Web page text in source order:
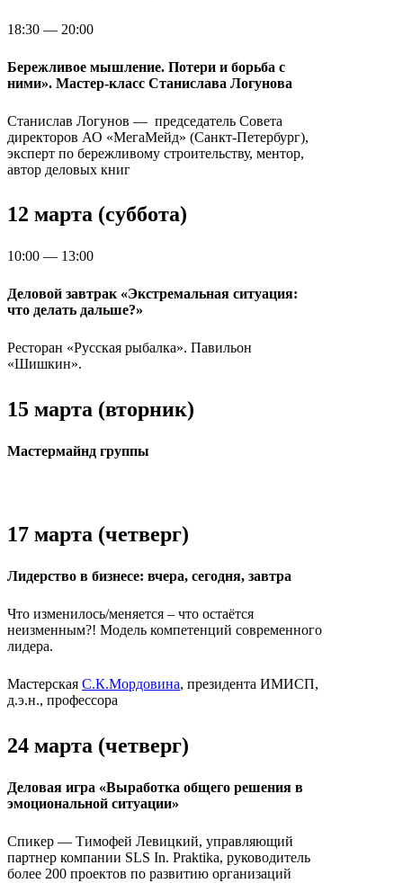
18:30 — 20:00
Бережливое мышление. Потери и борьба с
ними». Мастер-класс Станислава Логунова
Станислав Логунов — председатель Совета
директоров АО «МегаМейд» (Санкт-Петербург),
эксперт по бережливому строительству, ментор,
автор деловых книг
12 марта (суббота)
10:00 — 13:00
Деловой завтрак «Экстремальная ситуация:
что делать дальше?»
Ресторан «Русская рыбалка». Павильон
«Шишкин».
15 марта (вторник)
Мастермайнд группы
17 марта (четверг)
Лидерство в бизнесе: вчера, сегодня, завтра
Что изменилось/меняется – что остаётся
неизменным?! Модель компетенций современного
лидера.
Мастерская С.К.Мордовина, президента ИМИСП,
д.э.н., профессора
24 марта (четверг)
Деловая игра «Выработка общего решения в
эмоциональной ситуации»
Спикер — Тимофей Левицкий, управляющий
партнер компании SLS In. Praktika, руководитель
более 200 проектов по развитию организаций